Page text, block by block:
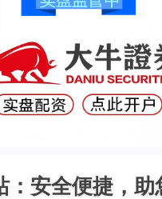
：安全便捷，